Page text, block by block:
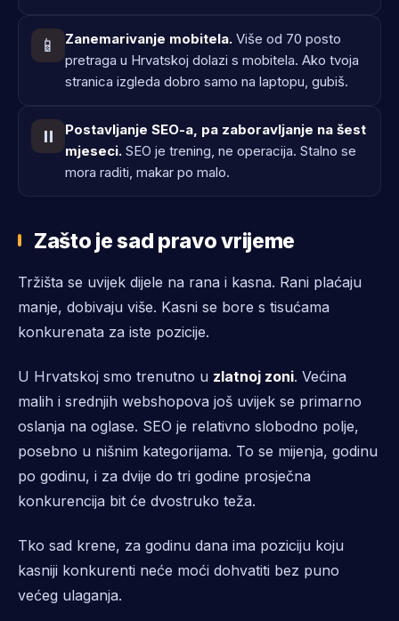
📱 Zanemarivanje mobitela. Više od 70 posto
pretraga u Hrvatskoj dolazi s mobitela. Ako tvoja
stranica izgleda dobro samo na laptopu, gubiš.
⏸️
Postavljanje SEO-a, pa zaboravljanje na šest
mjeseci. SEO je trening, ne operacija. Stalno se
mora raditi, makar po malo.
Zašto je sad pravo vrijeme
Tržišta se uvijek dijele na rana i kasna. Rani plaćaju
manje, dobivaju više. Kasni se bore s tisućama
konkurenata za iste pozicije.
U Hrvatskoj smo trenutno u zlatnoj zoni. Većina
malih i srednjih webshopova još uvijek se primarno
oslanja na oglase. SEO je relativno slobodno polje,
posebno u nišnim kategorijama. To se mijenja, godinu
po godinu, i za dvije do tri godine prosječna
konkurencija bit će dvostruko teža.
Tko sad krene, za godinu dana ima poziciju koju
kasniji konkurenti neće moći dohvatiti bez puno
većeg ulaganja.